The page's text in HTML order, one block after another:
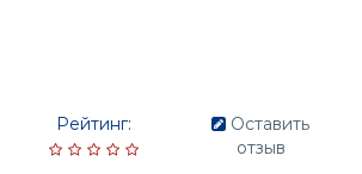
Рейтинг:
Оставить
отзыв